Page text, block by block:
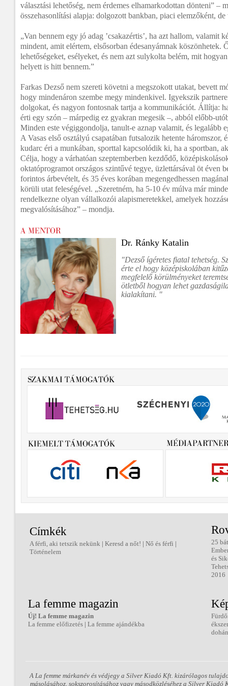
választási lehetőség, nem érdemes elhamarkodottan dönteni” –
összehasonlítási alapja: dolgozott bankban, piaci elemzőként,
„Van bennem egy jó adag ’csakazértis’, ha azt hallom, valamit
mindent, amit elértem, elsősorban édesanyámnak köszönhetek.
lehetőségeket, esélyeket, és nem azt sulykolta belém, mit
helyett is hitt bennem.”
Farkas Dezső nem szereti követni a megszokott utakat, bevett
hogy mindenáron szembe megy mindenkivel. Igyekszik
dolgokat, és nagyon fontosnak tartja a kommunikációt. Állítja:
érti egy szón – márpedig ez gyakran megesik –, abból előbb-
Minden este végiggondolja, tanult-e aznap valamit, és legalább
A Vasas első osztályú csapatában futsalozik hetente háromszor,
kudarc éri a munkában, sporttal kapcsolódik ki, ha a sportban,
Célja, hogy a várhatóan szeptemberben kezdődő,
oktatóprogramot országos szintűvé tegye, üzlettársával öt éven
forintos árbevételt, és 35 éves korában megengedhessen
körüli utat feleségével. „Szeretném, ha 5-10 év múlva már
rendelkezne olyan vállalkozói alapismeretekkel, amelyek
megvalósításához” – mondja.
Dr. Ránky Katalin
"Dezső ígéretes fiatal tehetség.
érte el hogy középiskolában
megfelelő körülményeket
ötletből hogyan lehet
kialakítani. "
Címkék
A férfi, aki tetszik nekünk | Keresd a nőt! | Nő és férfi |
Történelem
25
és
2016
La femme magazin
Új! La femme magazin
La femme előfizetés | La femme ajándékba
A La femme márkanév és védjegy a Silver Kiadó Kft. kizárólagos
másolásához, sokszorosításához vagy másodközléséhez a Silver